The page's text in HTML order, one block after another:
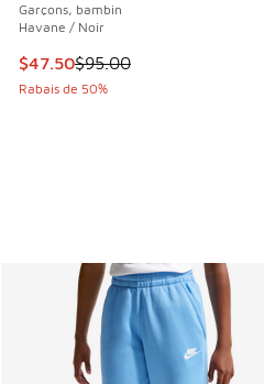
Garçons, bambin
Havane / Noir
Cet article est en solde. Le
$47.50$95.00
Rabais de 50%